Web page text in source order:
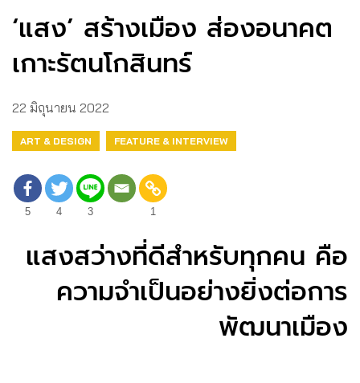
‘แสง’ สร้างเมือง ส่องอนาคต
เกาะรัตนโกสินทร์
22 มิถุนายน 2022
ART & DESIGN FEATURE & INTERVIEW
5 4 3 1
แสงสว่างที่ดีสำหรับทุกคน คือ
ความจำเป็นอย่างยิ่งต่อการ
พัฒนาเมือง